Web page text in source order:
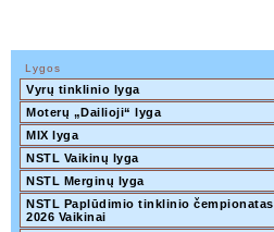
Lygos
Vyrų tinklinio lyga
Moterų „Dailioji“ lyga
MIX lyga
NSTL Vaikinų lyga
NSTL Merginų lyga
NSTL Paplūdimio tinklinio čempionatas
2026 Vaikinai